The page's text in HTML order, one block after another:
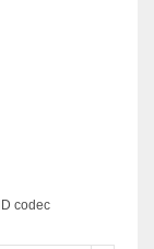
codec